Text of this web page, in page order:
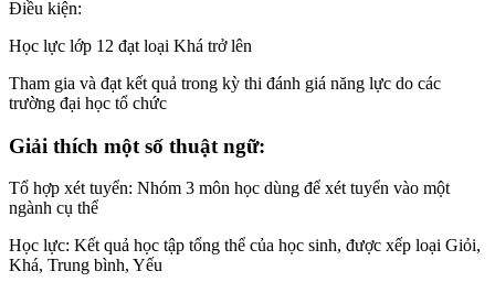
Điều kiện:
Học lực lớp 12 đạt loại Khá trở lên
Tham gia và đạt kết quả trong kỳ thi đánh giá năng lực do các
trường đại học tổ chức
Giải thích một số thuật ngữ:
Tổ hợp xét tuyển: Nhóm 3 môn học dùng để xét tuyển vào một
ngành cụ thể
Học lực: Kết quả học tập tổng thể của học sinh, được xếp loại Giỏi,
Khá, Trung bình, Yếu